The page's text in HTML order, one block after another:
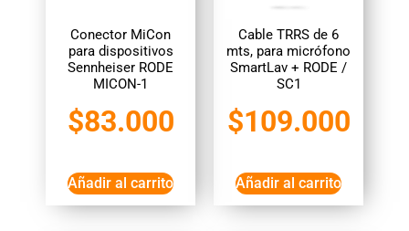
Conector MiCon
para dispositivos
Sennheiser RODE
MICON-1
$83.000
Añadir al carrito
Cable TRRS de 6
mts, para micrófono
SmartLav + RODE /
SC1
$109.000
Añadir al carrito